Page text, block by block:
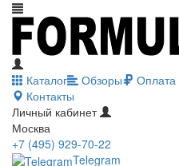
Каталог Обзоры Оплата
Контакты
Личный кабинет
Москва
+7 (495) 929-70-22
Telegram